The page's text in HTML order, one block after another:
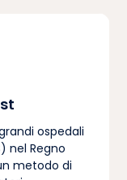
ospedali
nel Regno
metodo di